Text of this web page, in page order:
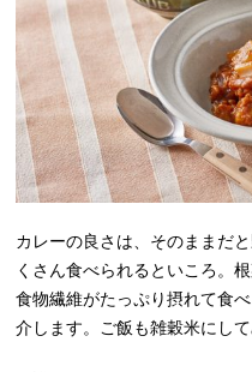
カレーの良さは、そのままだ
くさん食べられるといころ。
食物繊維がたっぷり摂れて食
介します。ご飯も雑穀米にして